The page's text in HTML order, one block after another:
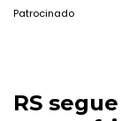
Patrocinado
RS